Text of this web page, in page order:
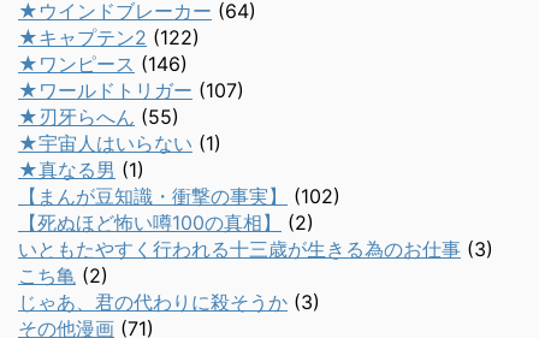
★ウインドブレーカー (64)
★キャプテン2 (122)
★ワンピース (146)
★ワールドトリガー (107)
★刃牙らへん (55)
★宇宙人はいらない (1)
★真なる男 (1)
【まんが豆知識・衝撃の事実】
(102)
【死ぬほど怖い噂100の真相】
(2)
いともたやすく行われる十三歳が生きる為のお仕事 (3)
こち亀 (2)
じゃあ、君の代わりに殺そうか (3)
その他漫画 (71)